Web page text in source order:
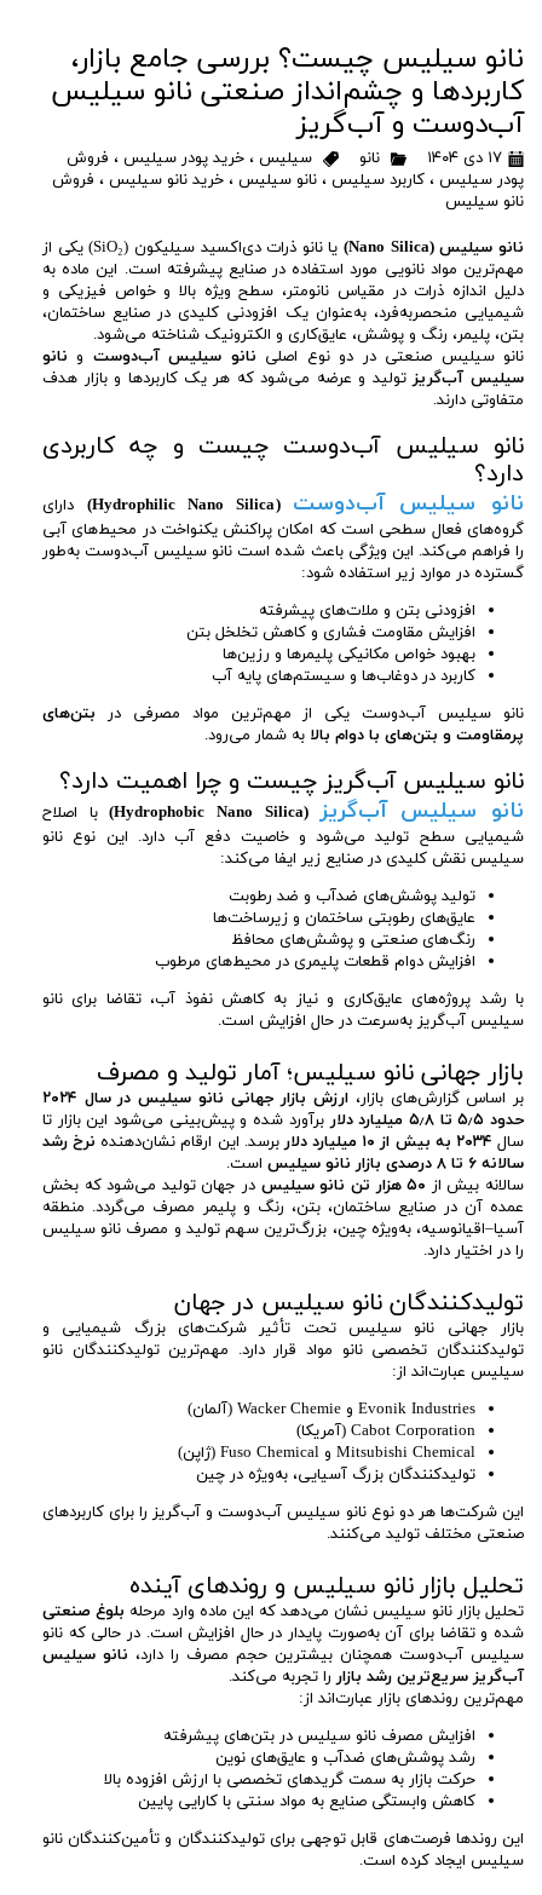
نانو سیلیس چیست؟ بررسی جامع بازار،
کاربردها و چشم‌انداز صنعتی نانو سیلیس
آب‌دوست و آب‌گریز
۱۷ دی ۱۴۰۴ نانو سیلیس ،خرید پودر سیلیس ، فروش
پودر سیلیس ،کاربرد سیلیس ،نانو سیلیس ،خرید نانو سیلیس ، فروش
نانو سیلیس
نانو سیلیس (Nano Silica)
یا نانو ذرات دی‌اکسید سیلیکون (SiO₂) یکی از
مهم‌ترین مواد نانویی مورد استفاده در صنایع پیشرفته است. این ماده به
دلیل اندازه ذرات در مقیاس نانومتر، سطح ویژه بالا و خواص فیزیکی و
شیمیایی منحصربه‌فرد، به‌عنوان یک افزودنی کلیدی در صنایع ساختمان،
بتن، پلیمر، رنگ و پوشش، عایق‌کاری و الکترونیک شناخته می‌شود.
نانو سیلیس صنعتی در دو نوع اصلی نانو سیلیس آب‌دوست و نانو
سیلیس آب‌گریزتولید و عرضه می‌شود که هر یک کاربردها و بازار هدف
متفاوتی دارند.
نانو سیلیس آب‌دوست چیست و چه کاربردی
دارد؟
نانو سیلیس آب‌دوست (Hydrophilic Nano Silica)
دارای
گروه‌های فعال سطحی است که امکان پراکنش یکنواخت در محیط‌های آبی
را فراهم می‌کند. این ویژگی باعث شده است نانو سیلیس آب‌دوست به‌طور
گسترده در موارد زیر استفاده شود:
افزودنی بتن و ملات‌های پیشرفته
افزایش مقاومت فشاری و کاهش تخلخل بتن
بهبود خواص مکانیکی پلیمرها و رزین‌ها
کاربرد در دوغاب‌ها و سیستم‌های پایه آب
نانو سیلیس آب‌دوست یکی از مهم‌ترین مواد مصرفی در بتن‌های
پرمقاومت و بتن‌های با دوام بالا به شمار می‌رود.
نانو سیلیس آب‌گریز چیست و چرا اهمیت دارد؟
نانو سیلیس آب‌گریز (Hydrophobic Nano Silica)
با اصلاح
شیمیایی سطح تولید می‌شود و خاصیت دفع آب دارد. این نوع نانو
سیلیس نقش کلیدی در صنایع زیر ایفا می‌کند:
تولید پوشش‌های ضدآب و ضد رطوبت
عایق‌های رطوبتی ساختمان و زیرساخت‌ها
رنگ‌های صنعتی و پوشش‌های محافظ
افزایش دوام قطعات پلیمری در محیط‌های مرطوب
با رشد پروژه‌های عایق‌کاری و نیاز به کاهش نفوذ آب، تقاضا برای نانو
سیلیس آب‌گریز به‌سرعت در حال افزایش است.
بازار جهانی نانو سیلیس؛ آمار تولید و مصرف
بر اساس گزارش‌های بازار،
ارزش بازار جهانی نانو سیلیس در سال ۲۰۲۴
حدود ۵٫۵ تا ۵٫۸ میلیارد دلار
برآورد شده و پیش‌بینی می‌شود این بازار تا
سال ۲۰۳۴ به بیش از ۱۰ میلیارد دلار برسد. این ارقام نشان‌دهنده نرخ رشد
سالانه ۶ تا ۸ درصدی بازار نانو سیلیس
است.
سالانه بیش از ۵۰ هزار تن نانو سیلیس
در جهان تولید می‌شود که بخش
عمده آن در صنایع ساختمان، بتن، رنگ و پلیمر مصرف می‌گردد. منطقه
آسیا–اقیانوسیه، به‌ویژه چین، بزرگ‌ترین سهم تولید و مصرف نانو سیلیس
را در اختیار دارد.
تولیدکنندگان نانو سیلیس در جهان
بازار جهانی نانو سیلیس تحت تأثیر شرکت‌های بزرگ شیمیایی و
تولیدکنندگان تخصصی نانو مواد قرار دارد. مهم‌ترین تولیدکنندگان نانو
سیلیس عبارت‌اند از:
Evonik Industries و Wacker Chemie (آلمان)
Cabot Corporation (آمریکا)
Mitsubishi Chemical و Fuso Chemical (ژاپن)
تولیدکنندگان بزرگ آسیایی، به‌ویژه در چین
این شرکت‌ها هر دو نوع نانو سیلیس آب‌دوست و آب‌گریز را برای کاربردهای
صنعتی مختلف تولید می‌کنند.
تحلیل بازار نانو سیلیس و روندهای آینده
تحلیل بازار نانو سیلیس نشان می‌دهد که این ماده وارد مرحله بلوغ صنعتی
شده و تقاضا برای آن به‌صورت پایدار در حال افزایش است. در حالی که نانو
سیلیس آب‌دوست همچنان بیشترین حجم مصرف را دارد، نانو سیلیس
آب‌گریز سریع‌ترین رشد بازار را تجربه می‌کند.
مهم‌ترین روندهای بازار عبارت‌اند از:
افزایش مصرف نانو سیلیس در بتن‌های پیشرفته
رشد پوشش‌های ضدآب و عایق‌های نوین
حرکت بازار به سمت گریدهای تخصصی با ارزش افزوده بالا
کاهش وابستگی صنایع به مواد سنتی با کارایی پایین
این روندها فرصت‌های قابل توجهی برای تولیدکنندگان و تأمین‌کنندگان نانو
سیلیس ایجاد کرده است.